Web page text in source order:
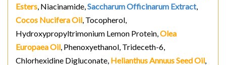
Esters , Niacinamide, Saccharum Officinarum Extract
Cocos Nucifera Oil , Tocopherol,
Hydroxypropyltrimonium Lemon Protein, Olea
Europaea Oil , Phenoxyethanol, Trideceth-6,
Chlorhexidine Digluconate, Helianthus Annuus Seed Oil